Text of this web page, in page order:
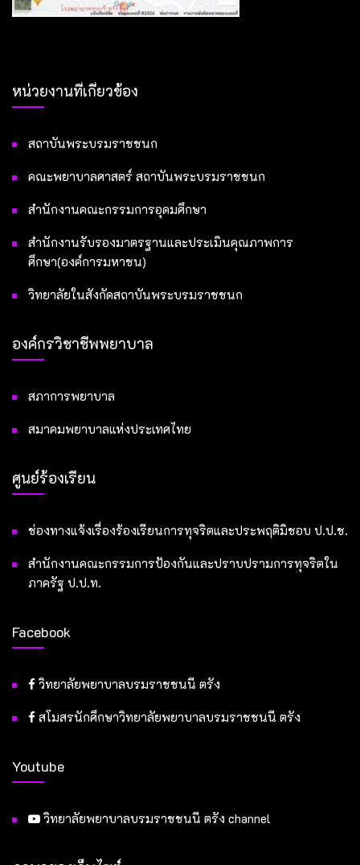
หน่วยงานที่เกี่ยวข้อง
สถาบันพระบรมราชชนก
คณะพยาบาลศาสตร์ สถาบันพระบรมราชชนก
สำนักงานคณะกรรมการอุดมศึกษา
สำนักงานรับรองมาตรฐานและประเมินคุณภาพการ
ศึกษา(องค์การมหาชน)
วิทยาลัยในสังกัดสถาบันพระบรมราชชนก
องค์กรวิชาชีพพยาบาล
สภาการพยาบาล
สมาคมพยาบาลแห่งประเทศไทย
ศูนย์ร้องเรียน
ช่องทางแจ้งเรื่องร้องเรียนการทุจริตและประพฤติมิชอบ ป.ป.ช.
สำนักงานคณะกรรมการป้องกันและปราบปรามการทุจริตใน
ภาครัฐ ป.ป.ท.
Facebook
วิทยาลัยพยาบาลบรมราชชนนี ตรัง
สโมสรนักศึกษาวิทยาลัยพยาบาลบรมราชชนนี ตรัง
Youtube
วิทยาลัยพยาบาลบรมราชชนนี ตรัง channel